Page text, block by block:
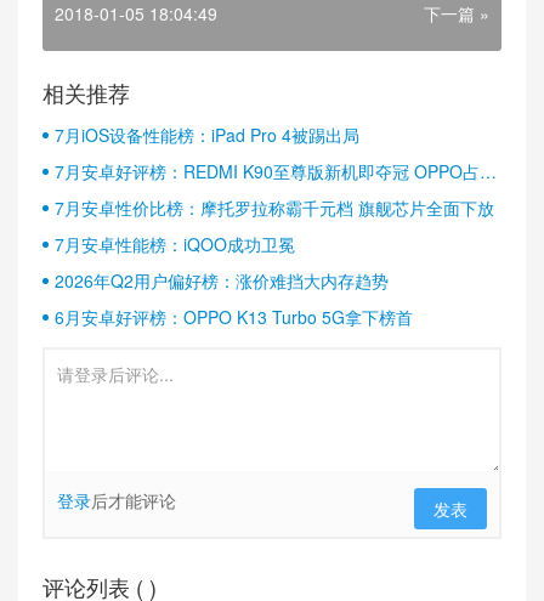
2018-01-05 18:04:49 下一篇 »
相关推荐
7月iOS设备性能榜：iPad Pro 4被踢出局
7月安卓好评榜：REDMI K90至尊版新机即夺冠 OPPO占据
半壁江山
7月安卓性价比榜：摩托罗拉称霸千元档 旗舰芯片全面下放
7月安卓性能榜：iQOO成功卫冕
2026年Q2用户偏好榜：涨价难挡大内存趋势
6月安卓好评榜：OPPO K13 Turbo 5G拿下榜首
登录后才能评论 发表
评论列表 ( )